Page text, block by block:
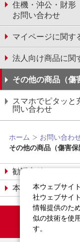
住機・沖公・財
お問い合わせ
マイページに関す
法人向け商品に関
その他の商品（傷
スマホでピタッと
問い合わせ
ホーム
お問い合わ
その他の商品（傷害
勧誘方針
本サイトについて
本ウェブサイ
社ウェブサイ
情報提供のた
似の技術を使
す。